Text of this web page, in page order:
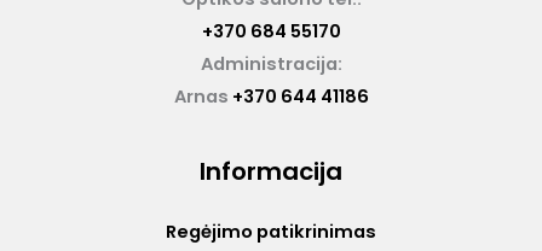
+370 684 55170
Administracija:
Arnas +370 644 41186
Informacija
Regėjimo patikrinimas